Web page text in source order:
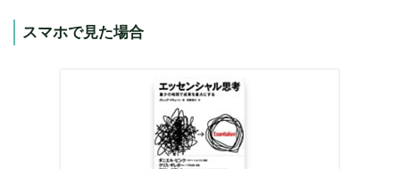
スマホで見た場合